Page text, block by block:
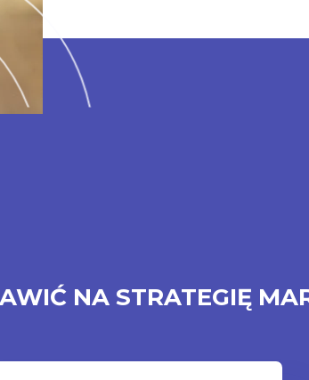
NA STRATEGIĘ